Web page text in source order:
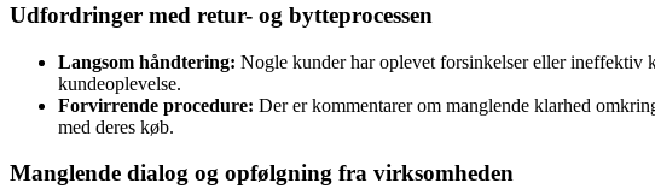
Udfordringer med retur- og bytteprocessen
Langsom håndtering: Nogle kunder har oplevet forsinkelser eller ineffektiv
kundeoplevelse.
Forvirrende procedure: Der er kommentarer om manglende klarhed
med deres køb.
Manglende dialog og opfølgning fra virksomheden